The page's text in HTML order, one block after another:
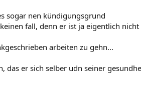
sogar nen kündigungsgrund
fall, denn er ist ja eigentlich nicht
arbeiten zu gehn...
das er sich selber udn seiner